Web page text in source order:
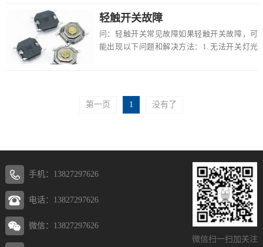
轻触开关故障
问：轻触开关常见故障如果轻触开关故障，可
能出现以下问题和解决方法：1. 无法开关灯光
第一页 1 没有了
微信扫一扫加关注
手机：13827297626
电话：13827297626
微信：13827297626